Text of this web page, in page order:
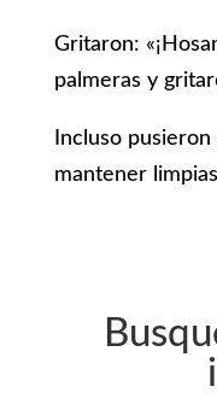
Gritaron:
palmeras y
Incluso
mantener